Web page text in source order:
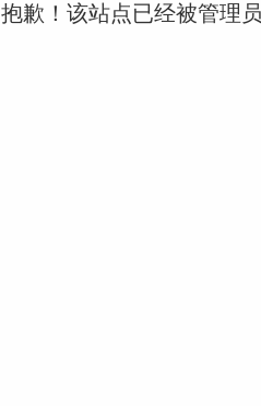
抱歉！该站点已经被管理